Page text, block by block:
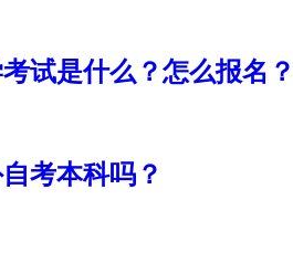
试是什么？怎么报名？
考本科吗？